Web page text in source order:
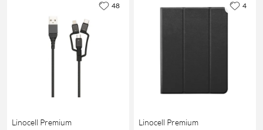
Linocell Premium
48
Linocell Premium
4